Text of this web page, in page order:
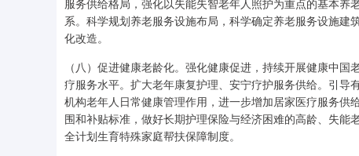
服务供给格局，强化以失能失智老年人照护为重点的基本
系。科学规划养老服务设施布局，科学确定养老服务设施
化改造。
（八）促进健康老龄化。强化健康促进，持续开展健康中
疗服务水平。扩大老年康复护理、安宁疗护服务供给。引
机构老年人日常健康管理作用，进一步增加居家医疗服务
围和补贴标准，做好长期护理保险与经济困难的高龄、失
全计划生育特殊家庭帮扶保障制度。